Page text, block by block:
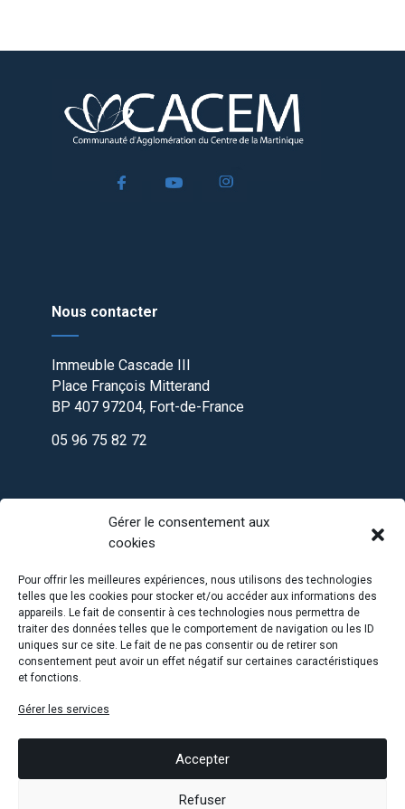
Nous contacter
Immeuble Cascade III
Place François Mitterand
BP 407 97204, Fort-de-France
05 96 75 82 72
POLITIQUE DE CONFIDENTIALITÉ
Gérer le consentement aux
cookies
Pour offrir les meilleures expériences, nous utilisons des technologies
telles que les cookies pour stocker et/ou accéder aux informations des
appareils. Le fait de consentir à ces technologies nous permettra de
traiter des données telles que le comportement de navigation ou les ID
uniques sur ce site. Le fait de ne pas consentir ou de retirer son
consentement peut avoir un effet négatif sur certaines caractéristiques
et fonctions.
Gérer les services
Accepter
Refuser